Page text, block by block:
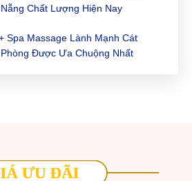
Chất Lượng Hiện Nay
Spa Massage Lành Mạnh Cát
Phòng Được Ưa Chuộng Nhất